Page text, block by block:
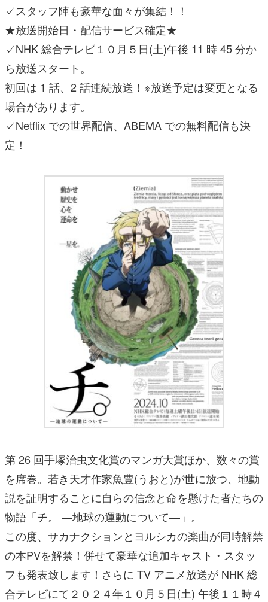
✓スタッフ陣も豪華な面々が集結！！
★放送開始日・配信サービス確定★
✓NHK 総合テレビ１０月５日(土)午後 11 時 45 分か
ら放送スタート。
初回は 1 話、2 話連続放送！※放送予定は変更となる
場合があります。
✓Netflix での世界配信、ABEMA での無料配信も決
定！
第 26 回手塚治虫文化賞のマンガ大賞ほか、数々の賞
を席巻。若き天才作家魚豊(うおと)が世に放つ、地動
説を証明することに自らの信念と命を懸けた者たちの
物語「チ。 ―地球の運動について―」。
この度、サカナクションとヨルシカの楽曲が同時解禁
の本PVを解禁！併せて豪華な追加キャスト・スタッ
フも発表致します！さらに TV アニメ放送が NHK 総
合テレビにて２０２４年１０月５日(土) 午後１１時４